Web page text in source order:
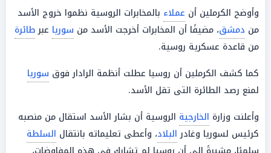
وأوضح الكرملين أن عملاء بالمخابرات الروسية نظموا خروج الأسد
من دمشق، مضيفًا أن المخابرات أخرجت الأسد من سوريا عبرطائرة
من قاعدة عسكرية روسية.
كما كشف الكرملين أن روسيا عطلت أنظمة الرادار فوق سوريا
لمنع رصد الطائرة التى تقل الأسد.
وأعلنت وزارة الخارجية الروسية أن بشار الأسد استقال من منصبه
كرئيس لسوريا وغادرالبلاد، وأعطى تعليماته بانتقال السلطة